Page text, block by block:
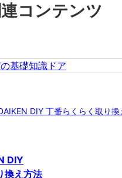
コンテンツ
DIY
換え方法